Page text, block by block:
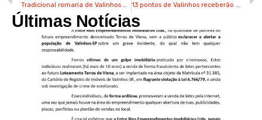
Tradicional romaria de Valinhos até Pirapora reuniu 200 muladeiros 13 pontos de Valinhos receberão Cata-Bagulho a partir da próxima 2ª
Últimas Notícias